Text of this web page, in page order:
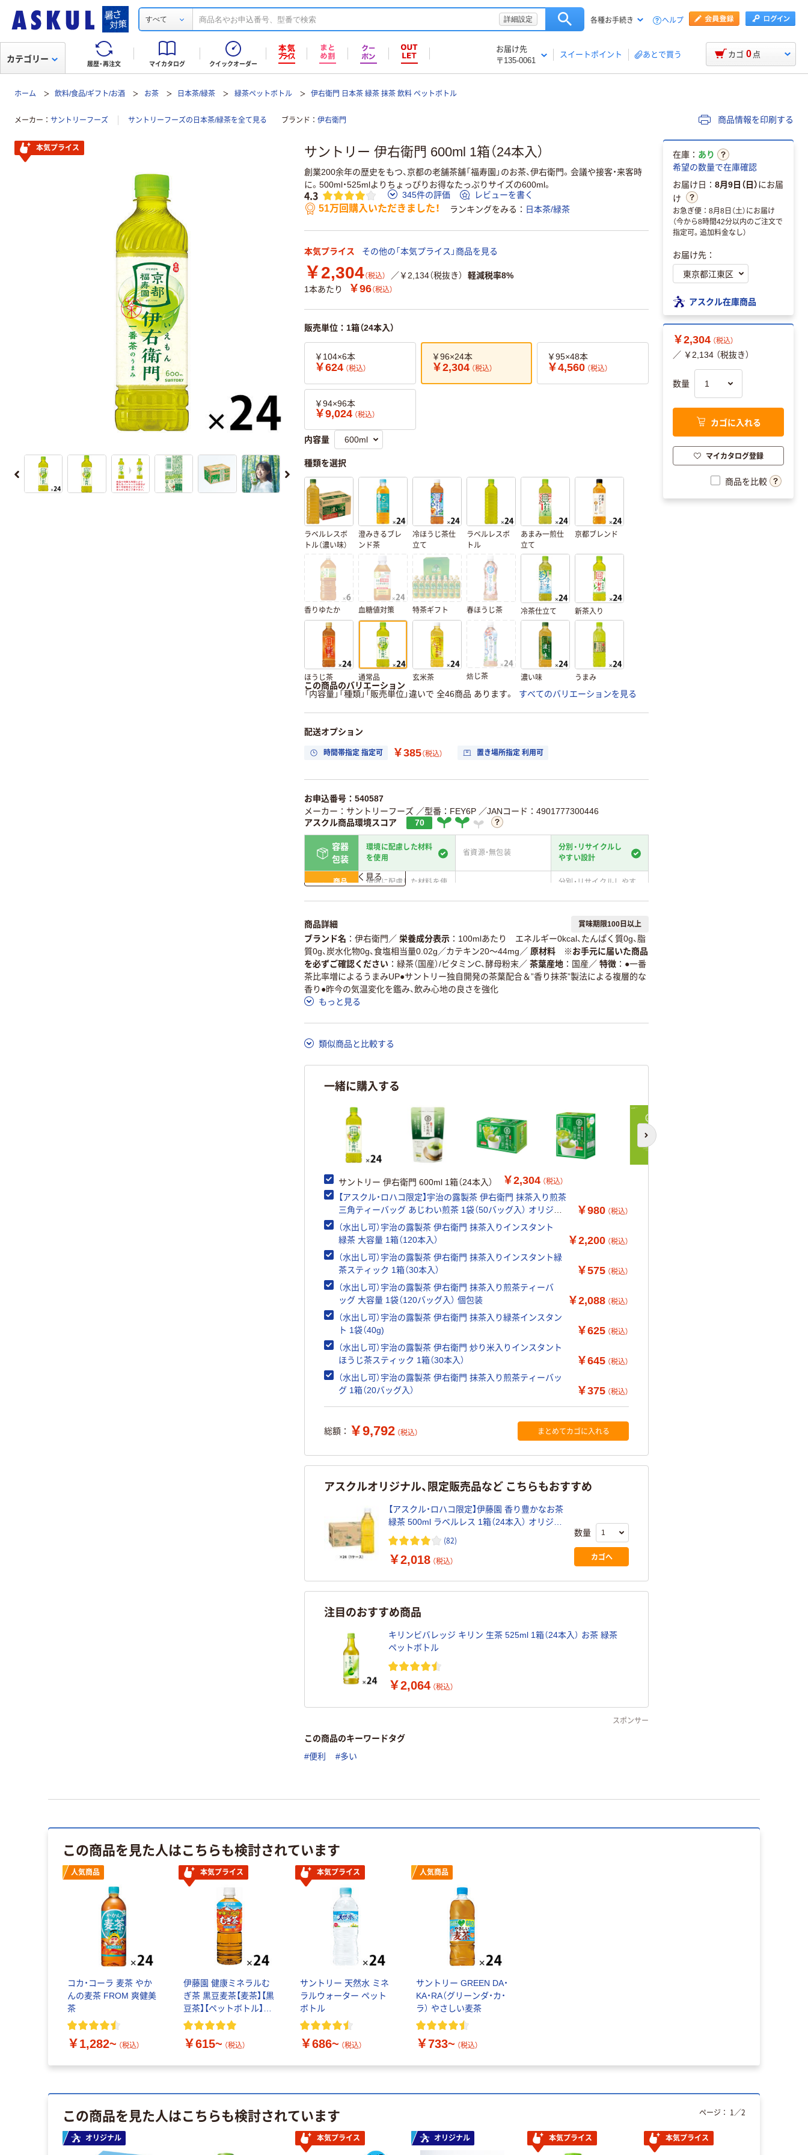
すべて 詳細設定 各種お手続き ヘルプ
履歴・再注文 マイカタログ クイックオーダー
お届け先
〒135-0061
スイートポイント あとで買う
カテゴリー カゴ 0 点
ホーム 飲料/食品/ギフト/お酒 お茶 日本茶/緑茶 緑茶ペットボトル 伊右衛門 日本茶 緑茶 抹茶 飲料 ペットボトル
メーカー サントリーフーズ サントリーフーズの日本茶/緑茶を全て見る ブランド 伊右衛門 商品情報を印刷する
サントリー 伊右衛門 600ml 1箱（24本入）
創業200余年の歴史をもつ、京都の老舗茶舗「福寿園」のお茶、伊右衛門。会議や接客・来客時
に。500ml・525mlよりちょっぴりお得なたっぷりサイズの600ml。
4.3 345件の評価 レビューを書く
51万回購入いただきました！ ランキングをみる 日本茶/緑茶
本気プライス その他の「本気プライス」商品を見る
￥2,304（税込） ／￥2,134（税抜き）
軽減税率8%
1本あたり
￥96（税込）
販売単位：1箱（24本入）
￥104×6本
￥624 （税込）
￥96×24本
￥2,304 （税込）
￥95×48本
￥4,560 （税込）
￥94×96本
￥9,024 （税込）
内容量
種類を選択
ラベルレスボ
トル（濃い味）
澄みきるブレ
ンド茶
冷ほうじ茶仕
立て
ラベルレスボ
トル
あまみ一煎仕
立て
京都ブレンド
香りゆたか 血糖値対策 特茶ギフト 春ほうじ茶 冷茶仕立て 新茶入り
ほうじ茶 通常品 玄米茶 焙じ茶 濃い味 うまみ
この商品のバリエーション
「内容量」「種類」「販売単位」違いで 全46商品 あります。
すべてのバリエーションを見る
配送オプション
時間帯指定 指定可 ￥385（税込） 置き場所指定 利用可
お申込番号：540587
メーカー：サントリーフーズ ／型番：FEY6P ／JANコード：4901777300446
アスクル商品環境スコア
70
容器
包装
環境に配慮した材料
を使用
省資源・無包装
分別・リサイクルし
やすい設計
商品
環境に配慮した材料を使
分別・リサイクルしやす
仕組
この商品の環境配慮ポイントです。詳しくはページ下部の商品詳細「
アスクル商品環境スコ
ア詳細／加点項目
」で確認できます。
詳しく見る
商品詳細 賞味期限100日以上
ブランド名 伊右衛門 ／ 栄養成分表示
100mlあたり エネルギー0kcal、たんぱく質0g、脂
質0g、炭水化物0g、食塩相当量0.02g／カテキン20～44mg／ 原材料 ※お手元に届いた商品
を必ずご確認ください
緑茶（国産）/ビタミンC、酵母粉末／ 茶葉産地 国産／ 特徴
●一番
茶比率増によるうまみUP●サントリー独自開発の茶葉配合＆”香り抹茶”製法による複層的な
香り●昨今の気温変化を鑑み、飲み心地の良さを強化
もっと見る
類似商品と比較する
一緒に購入する
次のスライドへ
サントリー 伊右衛門 600ml 1箱（24本入） ￥2,304 （税込）
【アスクル・ロハコ限定】宇治の露製茶 伊右衛門 抹茶入り煎茶
三角ティーバッグ あじわい煎茶 1袋（50バッグ入） オリジナ
ル
￥980 （税込）
（水出し可）宇治の露製茶 伊右衛門 抹茶入りインスタント
緑茶 大容量 1箱（120本入）
￥2,200 （税込）
（水出し可）宇治の露製茶 伊右衛門 抹茶入りインスタント緑
茶スティック 1箱（30本入）
￥575 （税込）
（水出し可）宇治の露製茶 伊右衛門 抹茶入り煎茶ティーバ
ッグ 大容量 1袋（120バッグ入） 個包装
￥2,088 （税込）
（水出し可）宇治の露製茶 伊右衛門 抹茶入り緑茶インスタン
ト 1袋（40g)
￥625 （税込）
（水出し可）宇治の露製茶 伊右衛門 炒り米入りインスタント
ほうじ茶スティック 1箱（30本入）
￥645 （税込）
（水出し可）宇治の露製茶 伊右衛門 抹茶入り煎茶ティーバッ
グ 1箱（20バッグ入）
￥375 （税込）
総額： ￥9,792 （税込） まとめてカゴに入れる
アスクルオリジナル、限定販売品など こちらもおすすめ
【アスクル・ロハコ限定】伊藤園 香り豊かなお茶
緑茶 500ml ラベルレス 1箱（24本入） オリジナ
ル
(82)
￥2,018 （税込）
数量
カゴへ
注目のおすすめ商品
キリンビバレッジ キリン 生茶 525ml 1箱（24本入） お茶 緑茶
ペットボトル
￥2,064 （税込）
スポンサー
この商品のキーワードタグ
#便利 #多い
本気プライス
在庫： あり
希望の数量で在庫確認
お届け日： 8月9日（日）にお届
け
お急ぎ便：8月8日（土）にお届け
（今から8時間42分以内のご注文で
指定可。追加料金なし）
お届け先：
アスクル在庫商品
￥2,304 （税込）
／ ￥2,134 （税抜き）
数量
カゴに入れる
マイカタログ登録
商品を比較
この商品を見た人はこちらも検討されています
人気商品
コカ・コーラ 麦茶 やか
んの麦茶 FROM 爽健美
茶
￥1,282~ （税込）
本気プライス
伊藤園 健康ミネラルむ
ぎ茶 黒豆麦茶【麦茶】【黒
豆茶】【ペットボトル】
【缶】【紙パック】【ノンカ
￥615~ （税込）
本気プライス
サントリー 天然水 ミネ
ラルウォーター ペット
ボトル
￥686~ （税込）
人気商品
サントリー GREEN DA・
KA・RA（グリーンダ・カ・
ラ） やさしい麦茶
￥733~ （税込）
この商品を見た人はこちらも検討されています
オリジナル 本気プライス オリジナル 本気プライス 本気プライス
ページ： 1 ／2